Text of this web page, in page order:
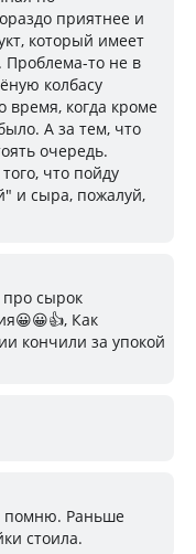
приятнее и
который имеет
Проблема-то не в
колбасу
время, когда кроме
А за тем, что
очередь.
что пойду
и сыра, пожалуй,
про сырок
Как
кончили за упокой
помню. Раньше
стоила.